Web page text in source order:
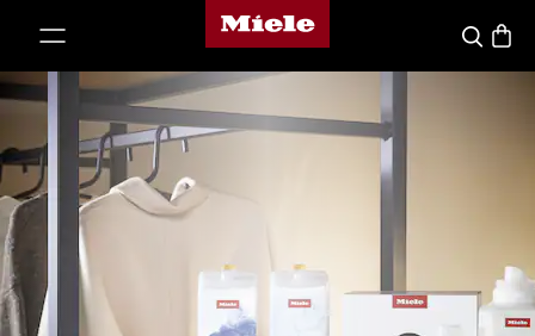
Miele's homepage
Recherche
Panier